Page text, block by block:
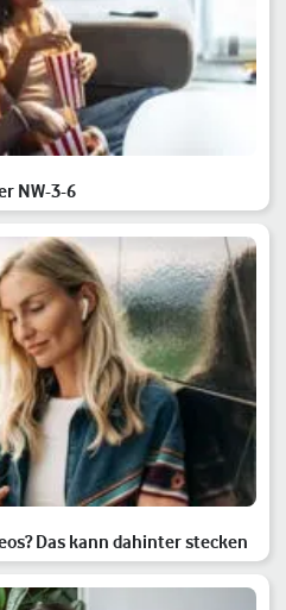
NW-3-6
Das kann dahinter stecken